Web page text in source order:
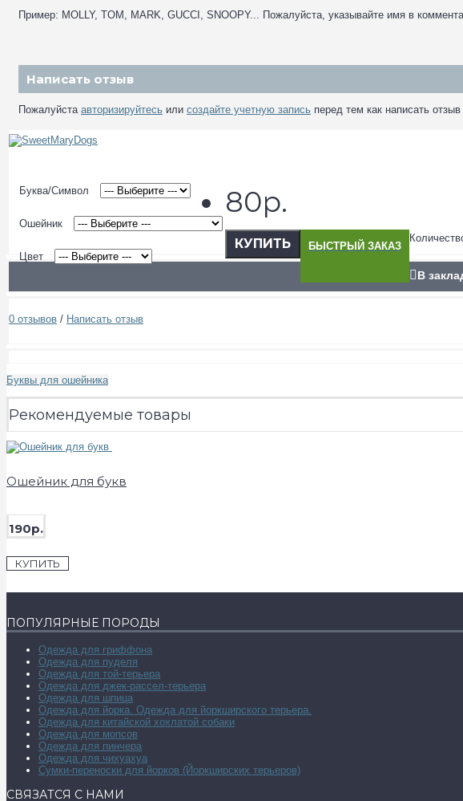
Пример: MOLLY, TOM, MARK, GUCCI, SNOOPY... Пожалуйста, указывайте имя в
Написать отзыв
Пожалуйста авторизируйтесь или создайте учетную запись перед тем как написать отзыв
Буква/Символ
Ошейник
Цвет
80р.
КУПИТЬ БЫСТРЫЙ ЗАКАЗ
В
0 отзывов / Написать отзыв
Буквы для ошейника
Рекомендуемые товары
Ошейник для букв
190р.
КУПИТЬ
ПОПУЛЯРНЫЕ ПОРОДЫ
Одежда для гриффона
Одежда для пуделя
Одежда для той-терьера
Одежда для джек-рассел-терьера
Одежда для шпица
Одежда для йорка. Одежда для йоркширского терьера.
Одежда для китайской хохлатой собаки
Одежда для мопсов
Одежда для пинчера
Одежда для чихуахуа
Сумки-переноски для йорков (Йоркширских терьеров)
СВЯЗАТСЯ С НАМИ